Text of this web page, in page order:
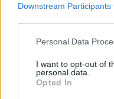
Downstream Participants
Personal Data
I want to opt-out of
personal data.
Opted In